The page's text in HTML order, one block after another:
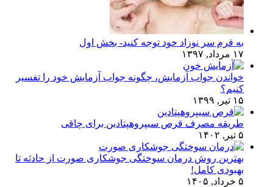
به فرم سر نوزاد خود توجه کنید- بخش اول
۱۷ مرداد, ۱۳۹۷
خواندن جواب آزمایش، چگونه جواب آزمایش خود را تفسیر
کنیم؟
۱۵ تیر, ۱۳۹۹
طریقه مصرف قرص سیپروهپتادین برای چاقی
۵ تیر, ۱۴۰۲
بهترین روش درمان سوختگی جوشکاری صورت از حادثه تا
بهبودی کامل!
۵ خرداد, ۱۴۰۵